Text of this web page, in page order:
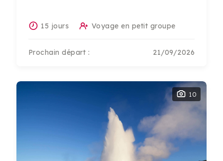
15 jours Voyage en petit groupe
Prochain départ : 21/09/2026
10